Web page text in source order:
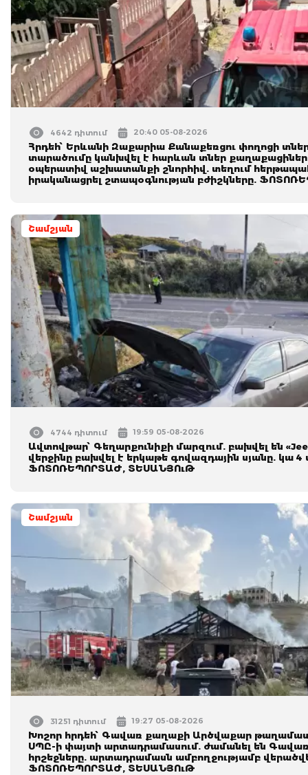
4642 դիտում 20:40 05-08-2026
Հրդեհ՝ Երևանի Զաքարիա Քանաքեռցու փողոցի
տարածումը կանխվել է հարևան տներ
օպերատիվ աշխատանքի շնորհիվ. տեղում
իրականացրել շտապօգնության բժիշկները.
Շամշյան
4744 դիտում 19:59 05-08-2026
Ավտովթար՝ Գեղարքունիքի մարզում. բախվել են
վերջինը բախվել է երկաթե գովազդային սյանը. կա 4
ՖՈՏՈՌԵՊՈՐՏԱԺ, ՏԵՍԱՆՅՈւԹ
Շամշյան
31251 դիտում 19:27 05-08-2026
Խոշոր հրդեհ՝ Գավառ քաղաքի Արծվաքար
ՍՊԸ-ի փայտի արտադրամասում. ժամանել են
հրշեջները. արտադրամասն ամբողջությամբ
ՖՈՏՈՌԵՊՈՐՏԱԺ, ՏԵՍԱՆՅՈւԹ